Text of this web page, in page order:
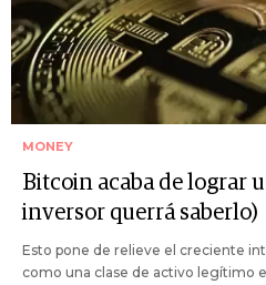
MONEY
Bitcoin acaba de lograr
inversor querrá saberlo)
Esto pone de relieve el creciente
como una clase de activo legítimo